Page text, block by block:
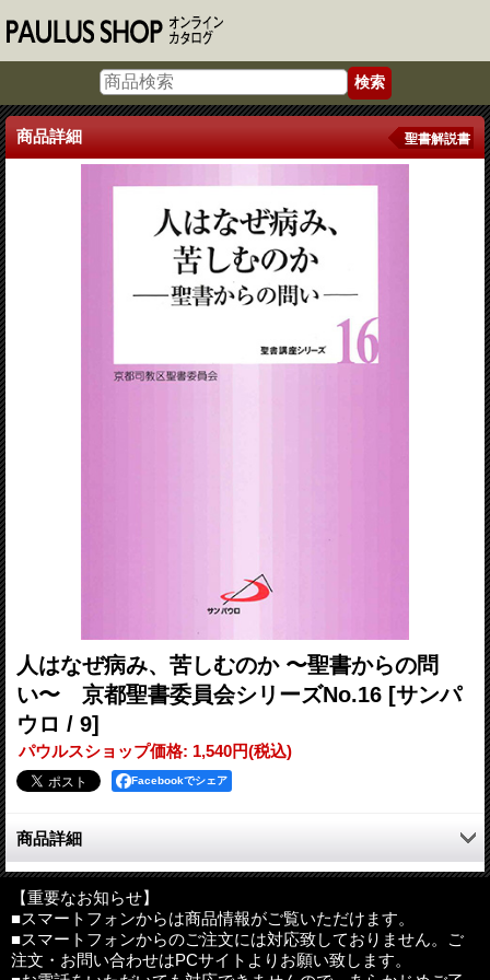
商品詳細 聖書解説書
人はなぜ病み、苦しむのか 〜聖書からの問
い〜 京都聖書委員会シリーズNo.16 [サンパ
ウロ / 9]
パウルスショップ価格: 1,540円(税込)
Facebookでシェア
商品詳細
「人はなぜ病み、苦しむのか」。それは人類がその誕生以来、常
に抱え続けてきた普遍的な問いである。
本書は、コロナ禍の2022年、京都司教区聖書委員会主催のオンラ
イン聖書講座で、聖書の中にその答えを見いだそうと試みた、5
人の講師による講義の記録である。
【重要なお知らせ】
■スマートフォンからは商品情報がご覧いただけます。
■スマートフォンからのご注文には対応致しておりません。ご
注文・お問い合わせはPCサイトよりお願い致します。